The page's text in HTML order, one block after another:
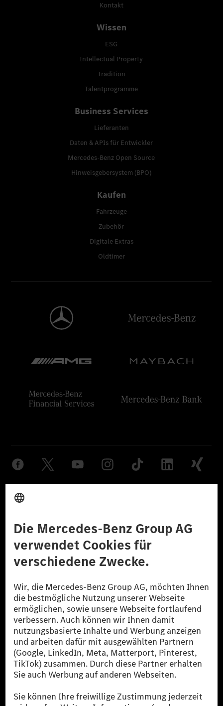
Kontakt
Wissen
ESG
Intellectual Property
Tradition
Talentprogramme
Business Services
Lieferanten
Daten & APIs für Entwickler
Mercedes-Benz Open Source
Hinweisgebersystem (BPO)
Kaufen
Fahrzeuge
Zubehör
Digitale Extras
Oldtimer
© 2026 Mercedes-Benz Group AG. Alle Rechte vorbehalten.
reduzierte CO₂-Emissionen bei der Mercedes-Benz Group durch
zertifizierte Ausgleichsprojekte kompensiert werden.
[2] Renewable Charging ist ein integraler Bestandteil von MB.CHARGE
Public in Europa, den USA, Kanada und China. Sofern an der jeweiligen
Ladestation noch kein Strom aus erneuerbaren Energien vorliegt,
verwendet Renewable Charging Grünstromzertifikate*. Diese stellen
sicher, dass für Ladevorgänge über MB.CHARGE Public eine äquivalente
Strommenge aus erneuerbaren Energien ins Stromnetz eingespeist wird.
Sie stammen ausschließlich aus Wind- und Solarkraftanlagen, die jünger
als sechs Jahre sind.
* Inkl. EKOenergy Ökolabel
* Die angegebenen Werte wurden nach dem vorgeschriebenen
Messverfahren WLTP (Worldwide harmonised Light vehicles Test